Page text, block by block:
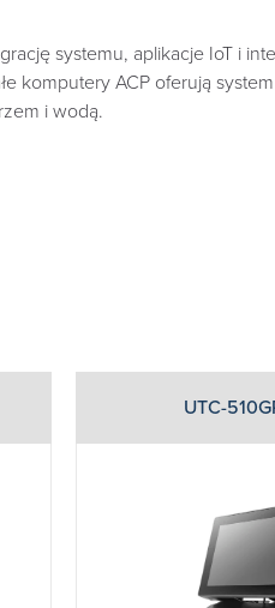
systemu, aplikacje IoT i
komputery ACP oferują
i wodą.
UTC-